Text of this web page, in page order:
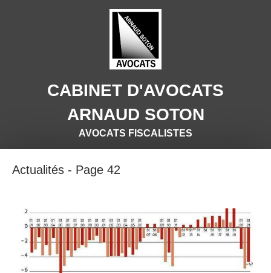
CABINET D'AVOCATS
ARNAUD SOTON
AVOCATS FISCALISTES
Actualités - Page 42